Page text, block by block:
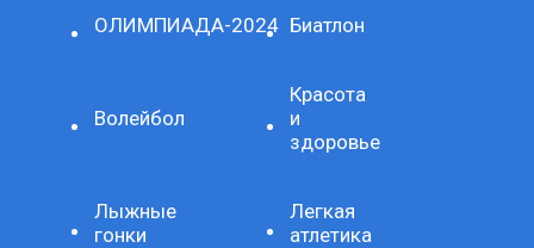
ОЛИМПИАДА-2024 Биатлон
Волейбол
Красота
и
здоровье
Лыжные
гонки
Легкая
атлетика